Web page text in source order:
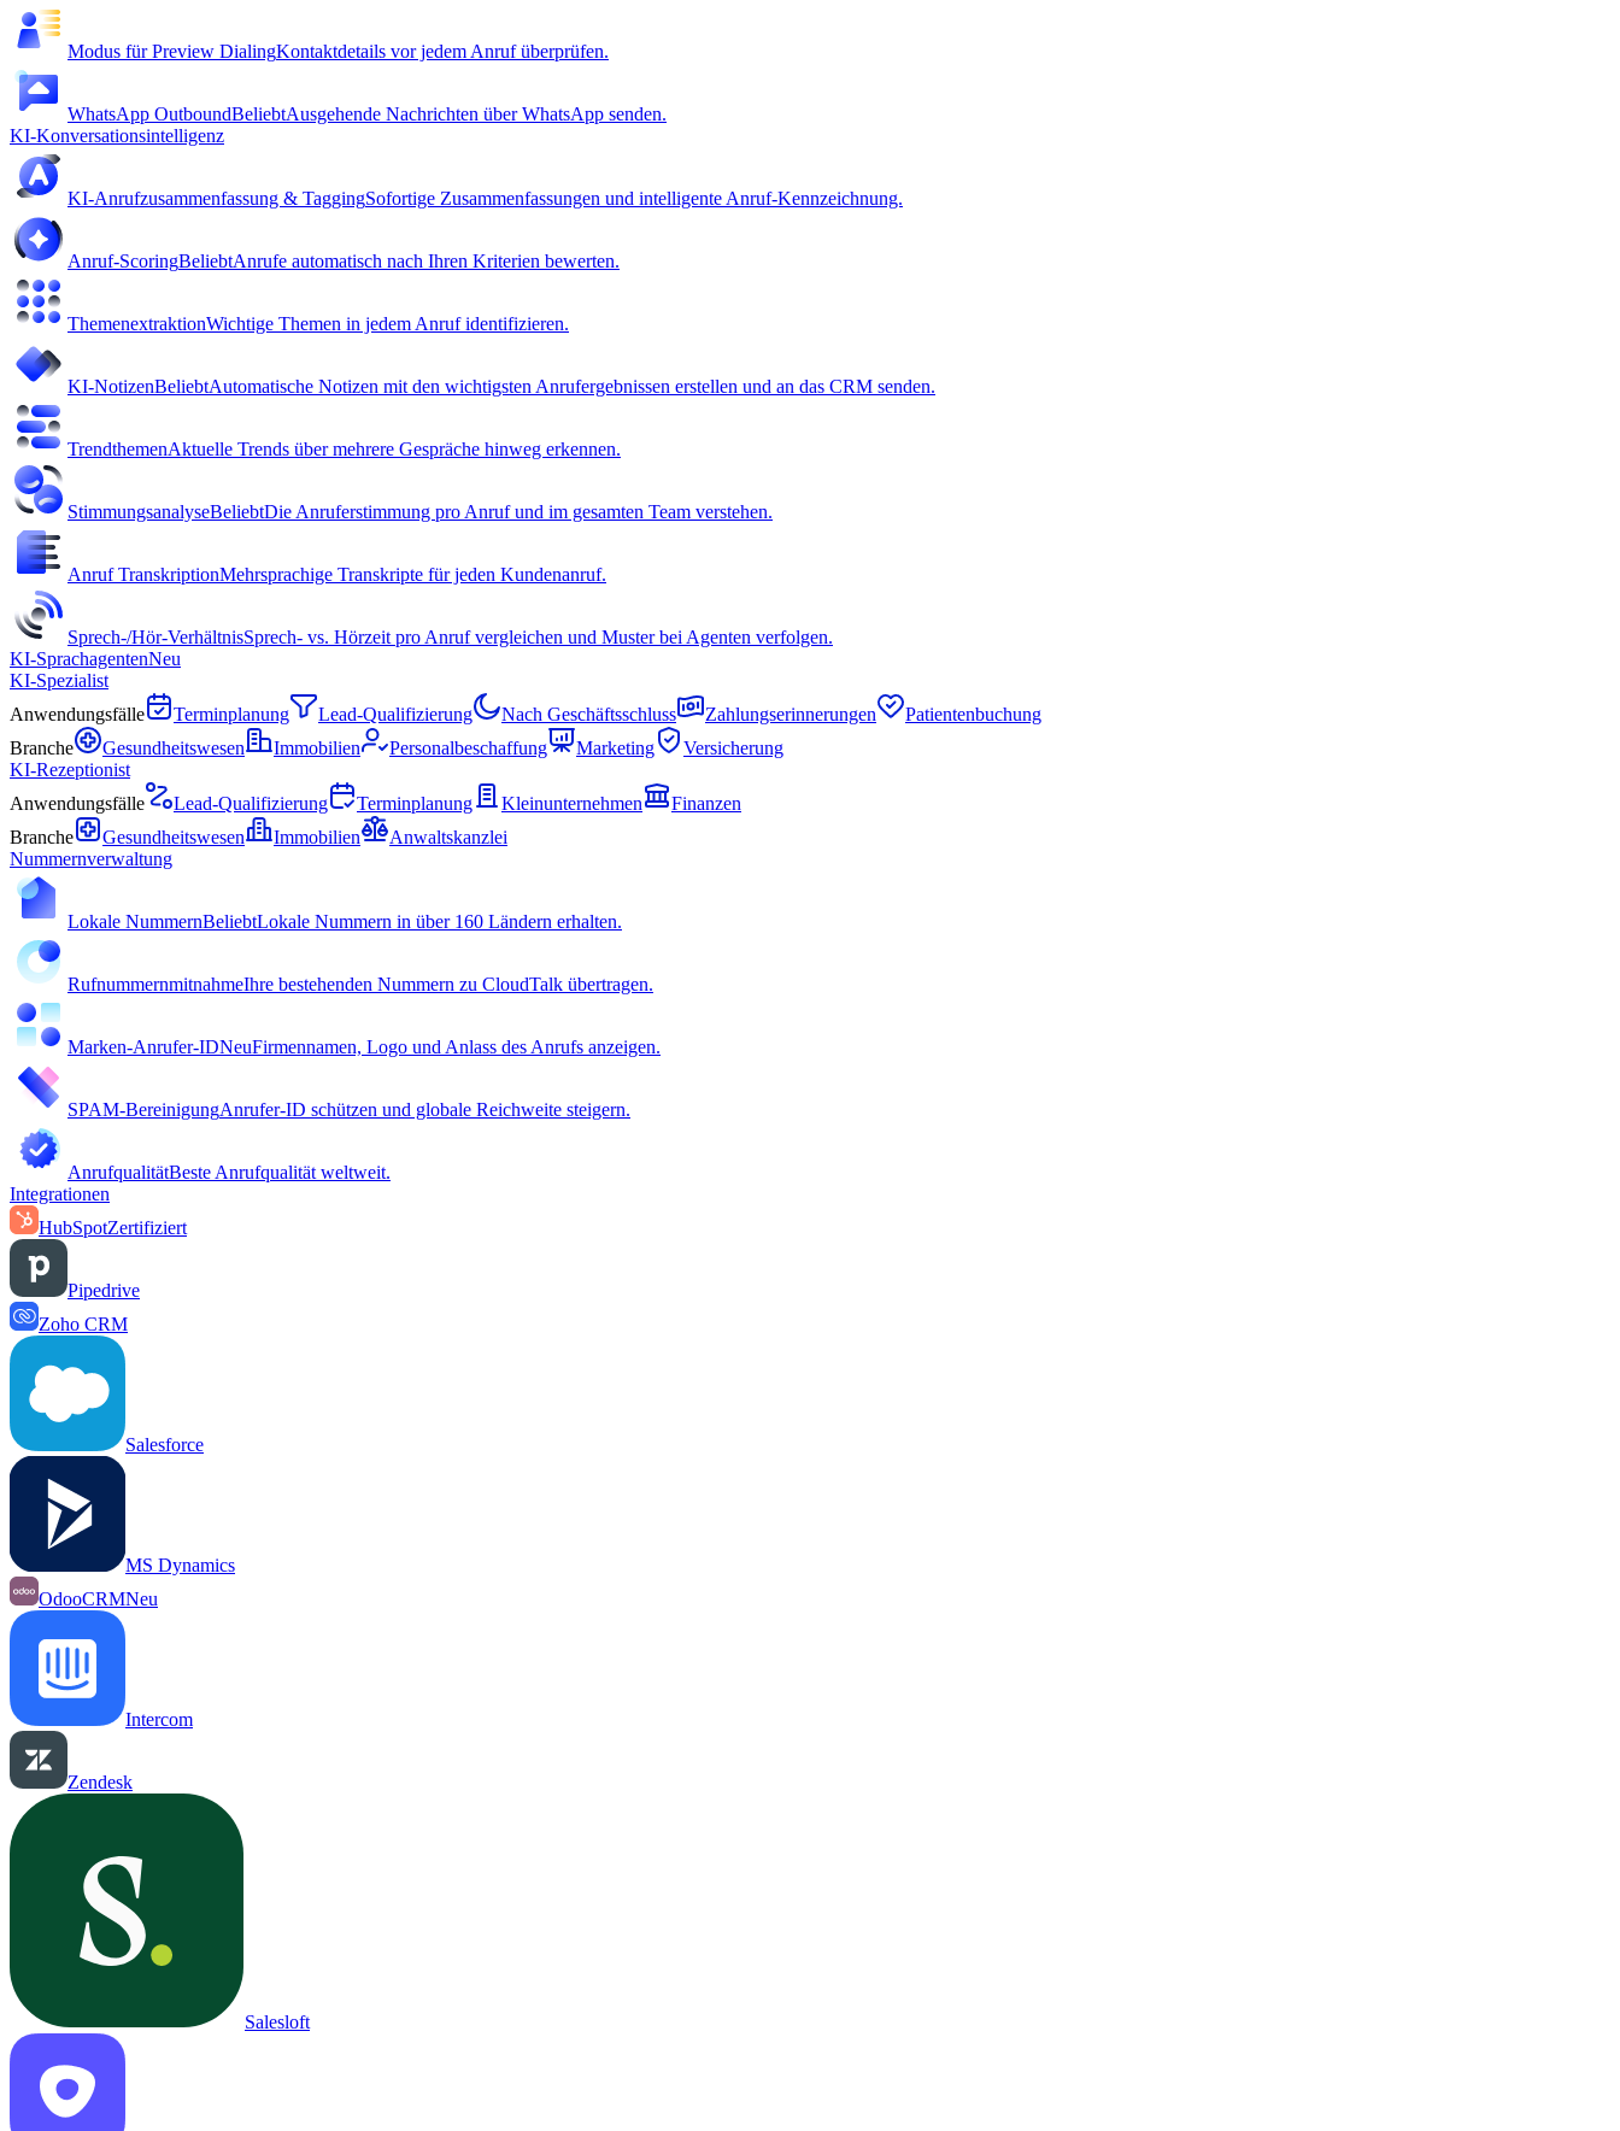
Modus für Preview DialingKontaktdetails vor jedem Anruf überprüfen.
WhatsApp OutboundBeliebtAusgehende Nachrichten über WhatsApp senden.
KI-Konversationsintelligenz
KI-Anrufzusammenfassung & TaggingSofortige Zusammenfassungen und intelligente Anruf-Kennzeichnung.
Anruf-ScoringBeliebtAnrufe automatisch nach Ihren Kriterien bewerten.
ThemenextraktionWichtige Themen in jedem Anruf identifizieren.
KI-NotizenBeliebtAutomatische Notizen mit den wichtigsten Anrufergebnissen erstellen und an das CRM senden.
TrendthemenAktuelle Trends über mehrere Gespräche hinweg erkennen.
StimmungsanalyseBeliebtDie Anruferstimmung pro Anruf und im gesamten Team verstehen.
Anruf TranskriptionMehrsprachige Transkripte für jeden Kundenanruf.
Sprech-/Hör-VerhältnisSprech- vs. Hörzeit pro Anruf vergleichen und Muster bei Agenten verfolgen.
KI-SprachagentenNeu
KI-Spezialist
Anwendungsfälle
Terminplanung Lead-Qualifizierung Nach Geschäftsschluss Zahlungserinnerungen
Patientenbuchung
Branche
Gesundheitswesen Immobilien Personalbeschaffung Marketing
Versicherung
KI-Rezeptionist
Anwendungsfälle
Lead-Qualifizierung Terminplanung Kleinunternehmen
Finanzen
Branche
Gesundheitswesen Immobilien
Anwaltskanzlei
Nummernverwaltung
Lokale NummernBeliebtLokale Nummern in über 160 Ländern erhalten.
RufnummernmitnahmeIhre bestehenden Nummern zu CloudTalk übertragen.
Marken-Anrufer-IDNeuFirmennamen, Logo und Anlass des Anrufs anzeigen.
SPAM-BereinigungAnrufer-ID schützen und globale Reichweite steigern.
AnrufqualitätBeste Anrufqualität weltweit.
Integrationen
HubSpotZertifiziert
Pipedrive
Zoho CRM
Salesforce
MS Dynamics
OdooCRMNeu
Intercom
Zendesk
Salesloft